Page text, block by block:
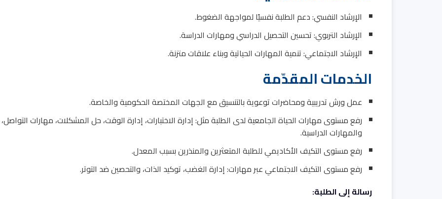
الإرشاد النفسي: دعم الطلبة نفسيًا لمواجهة الضغوط.
الإرشاد التربوي: تحسين التحصيل الدراسي ومهارات الدراسة.
الإرشاد الاجتماعي: تنمية المهارات الحياتية وبناء علاقات متزنة.
الخدمات المقدّمة
عمل ورش تدريبية ومحاضرات توعوية بالتنسيق مع الجهات المختصة الحكومية والخاصة.
رفع مستوى مهارات الحياة الجامعية لدى الطلبة مثل: إدارة الاختبارات، إدارة الوقت، حل المشكلات، مهارات التواصل،
والمهارات الدراسية.
رفع مستوى التكيف الأكاديمي للطلبة المتعثرين والمنذرين بسبب المعدل.
رفع مستوى التكيف الاجتماعي عبر مهارات: إدارة الغضب، توكيد الذات، والتحصين ضد التوتر.
رسالة إلى الطلبة: